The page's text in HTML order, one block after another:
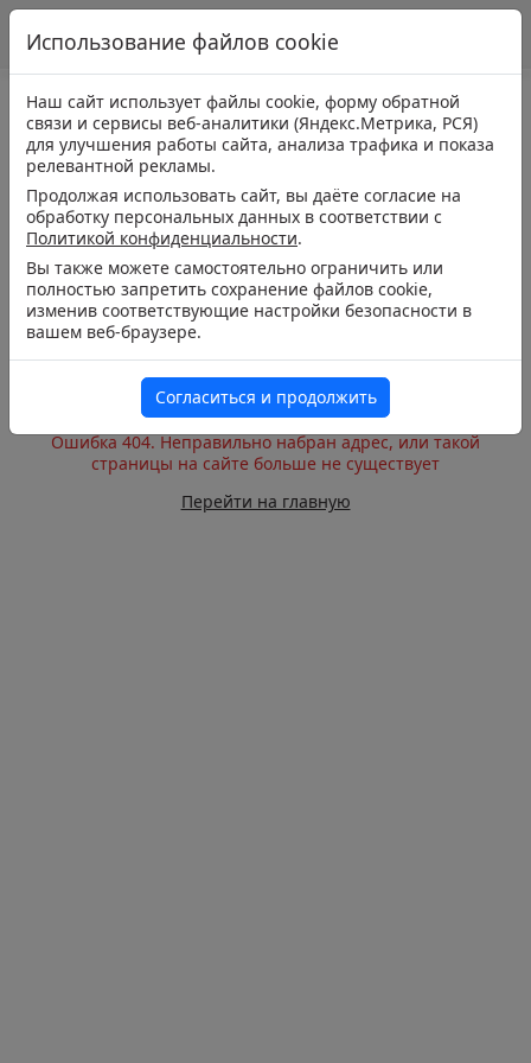
Ошибка 404. Неправильно набран адрес, или такой
страницы на сайте больше не существует
Перейти на главную
Использование файлов cookie
Наш сайт использует файлы cookie, форму обратной
связи и сервисы веб-аналитики (Яндекс.Метрика, РСЯ)
для улучшения работы сайта, анализа трафика и показа
релевантной рекламы.
Продолжая использовать сайт, вы даёте согласие на
обработку персональных данных в соответствии с
Политикой конфиденциальности.
Вы также можете самостоятельно ограничить или
полностью запретить сохранение файлов cookie,
изменив соответствующие настройки безопасности в
вашем веб-браузере.
Согласиться и продолжить